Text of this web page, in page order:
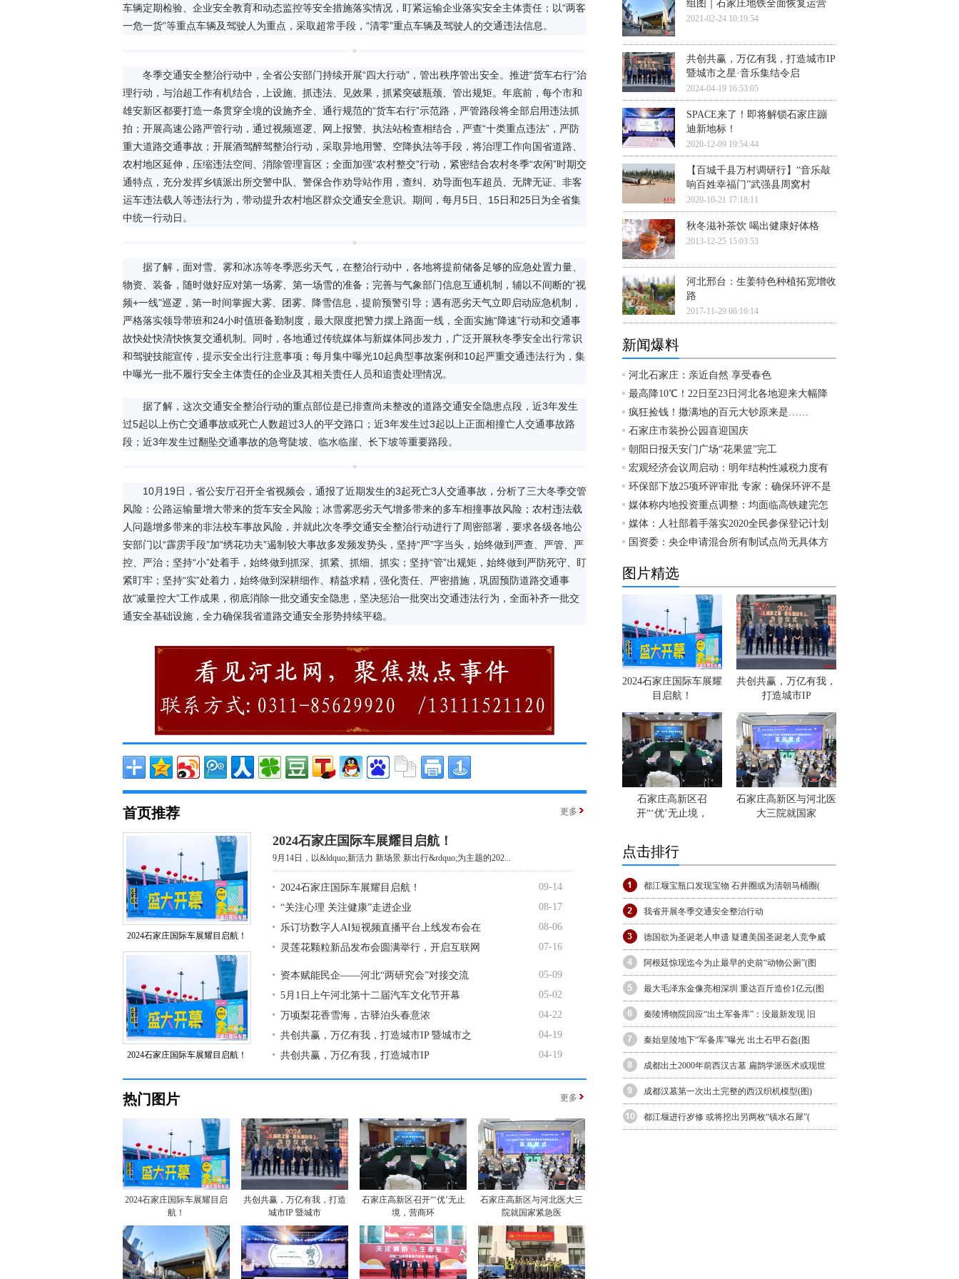
车辆定期检验、企业安全教育和动态监控等安全措施落实情况，盯紧运输企业落实安全主体责任；以“两客
一危一货”等重点车辆及驾驶人为重点，采取超常手段，“清零”重点车辆及驾驶人的交通违法信息。
冬季交通安全整治行动中，全省公安部门持续开展“四大行动”，管出秩序管出安全。推进“货车右行”治
理行动，与治超工作有机结合，上设施、抓违法、见效果，抓紧突破瓶颈、管出规矩。年底前，每个市和
雄安新区都要打造一条贯穿全境的设施齐全、通行规范的“货车右行”示范路，严管路段将全部启用违法抓
拍；开展高速公路严管行动，通过视频巡逻、网上报警、执法站检查相结合，严查“十类重点违法”，严防
重大道路交通事故；开展酒驾醉驾整治行动，采取异地用警、空降执法等手段，将治理工作向国省道路、
农村地区延伸，压缩违法空间、消除管理盲区；全面加强“农村整交”行动，紧密结合农村冬季“农闲”时期交
通特点，充分发挥乡镇派出所交警中队、警保合作劝导站作用，查纠、劝导面包车超员、无牌无证、非客
运车违法载人等违法行为，带动提升农村地区群众交通安全意识。期间，每月5日、15日和25日为全省集
中统一行动日。
据了解，面对雪、雾和冰冻等冬季恶劣天气，在整治行动中，各地将提前储备足够的应急处置力量、
物资、装备，随时做好应对第一场雾、第一场雪的准备；完善与气象部门信息互通机制，辅以不间断的“视
频+一线”巡逻，第一时间掌握大雾、团雾、降雪信息，提前预警引导；遇有恶劣天气立即启动应急机制，
严格落实领导带班和24小时值班备勤制度，最大限度把警力摆上路面一线，全面实施“降速”行动和交通事
故快处快清快恢复交通机制。同时，各地通过传统媒体与新媒体同步发力，广泛开展秋冬季安全出行常识
和驾驶技能宣传，提示安全出行注意事项；每月集中曝光10起典型事故案例和10起严重交通违法行为，集
中曝光一批不履行安全主体责任的企业及其相关责任人员和追责处理情况。
据了解，这次交通安全整治行动的重点部位是已排查尚未整改的道路交通安全隐患点段，近3年发生
过5起以上伤亡交通事故或死亡人数超过3人的平交路口；近3年发生过3起以上正面相撞亡人交通事故路
段；近3年发生过翻坠交通事故的急弯陡坡、临水临崖、长下坡等重要路段。
10月19日，省公安厅召开全省视频会，通报了近期发生的3起死亡3人交通事故，分析了三大冬季交管
风险：公路运输量增大带来的货车安全风险；冰雪雾恶劣天气增多带来的多车相撞事故风险；农村违法载
人问题增多带来的非法校车事故风险，并就此次冬季交通安全整治行动进行了周密部署，要求各级各地公
安部门以“霹雳手段”加“绣花功夫”遏制较大事故多发频发势头，坚持“严”字当头，始终做到严查、严管、严
控、严治；坚持“小”处着手，始终做到抓深、抓紧、抓细、抓实；坚持“管”出规矩，始终做到严防死守、盯
紧盯牢；坚持“实”处着力，始终做到深耕细作、精益求精，强化责任、严密措施，巩固预防道路交通事
故“减量控大”工作成果，彻底消除一批交通安全隐患，坚决惩治一批突出交通违法行为，全面补齐一批交
通安全基础设施，全力确保我省道路交通安全形势持续平稳。
首页推荐 更多
2024石家庄国际车展耀目启航！
2024石家庄国际车展耀目启航！
2024石家庄国际车展耀目启航！
9月14日，以&ldquo;新活力 新场景 新出行&rdquo;为主题的202...
2024石家庄国际车展耀目启航！
09-14
“关注心理 关注健康”走进企业
08-17
乐订坊数字人AI短视频直播平台上线发布会在
08-06
灵莲花颗粒新品发布会圆满举行，开启互联网
07-16
资本赋能民企——河北“两研究会”对接交流
05-09
5月1日上午河北第十二届汽车文化节开幕
05-02
万顷梨花香雪海，古驿泊头春意浓
04-22
共创共赢，万亿有我，打造城市IP 暨城市之
04-19
共创共赢，万亿有我，打造城市IP
04-19
热门图片 更多
2024石家庄国际车展耀目启
航！
共创共赢，万亿有我，打造
城市IP 暨城市
石家庄高新区召开“‘优’无止
境，营商环
石家庄高新区与河北医大三
院就国家紧急医
组图｜石家庄地铁全面恢复运营
2021-02-24 10:19:54
共创共赢，万亿有我，打造城市IP
暨城市之星·音乐集结令启
2024-04-19 16:53:05
SPACE来了！即将解锁石家庄蹦
迪新地标！
2020-12-09 19:54:44
【百城千县万村调研行】“音乐敲
响百姓幸福门”武强县周窝村
2020-10-21 17:18:11
秋冬滋补茶饮 喝出健康好体格
2013-12-25 15:03:53
河北邢台：生姜特色种植拓宽增收
路
2017-11-29 06:16:14
新闻爆料
河北石家庄：亲近自然 享受春色
最高降10℃！22日至23日河北各地迎来大幅降
疯狂捡钱！撒满地的百元大钞原来是……
石家庄市装扮公园喜迎国庆
朝阳日报天安门广场“花果篮”完工
宏观经济会议周启动：明年结构性减税力度有
环保部下放25项环评审批 专家：确保环评不是
媒体称内地投资重点调整：均面临高铁建完怎
媒体：人社部着手落实2020全民参保登记计划
国资委：央企申请混合所有制试点尚无具体方
图片精选
2024石家庄国际车展耀
目启航！
共创共赢，万亿有我，
打造城市IP
石家庄高新区召
开“‘优’无止境，
石家庄高新区与河北医
大三院就国家
点击排行
都江堰宝瓶口发现宝物 石井圈或为清朝马桶圈(
我省开展冬季交通安全整治行动
德国欲为圣诞老人申遗 疑遭美国圣诞老人竞争威
阿根廷惊现迄今为止最早的史前“动物公厕”(图
最大毛泽东金像亮相深圳 重达百斤造价1亿元(图
秦陵博物院回应“出土军备库”：没最新发现 旧
秦始皇陵地下“军备库”曝光 出土石甲石盔(图
成都出土2000年前西汉古墓 扁鹊学派医术或现世
成都汉墓第一次出土完整的西汉织机模型(图)
都江堰进行岁修 或将挖出另两枚“镇水石犀”(